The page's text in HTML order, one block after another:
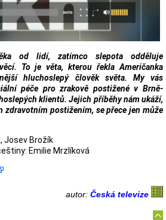
od lidí, zatímco slepota odděluje
To je věta, kterou řekla Američanka
hluchoslepý člověk světa. My vás
péče pro zrakově postižené v Brně-
klientů. Jejich příběhy nám ukáží,
postižením, se přece jen může
Josev Brožík
Emilie Mrzlíková
autor: Česká televize